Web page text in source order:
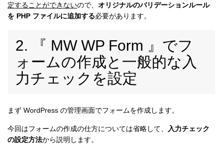
定することができないので、 オリジナルのバリデーションルール
を PHP ファイルに追加する必要があります。
2. 『 MW WP Form 』でフ
ォームの作成と一般的な入
力チェックを設定
まず WordPress の管理画面でフォームを作成します。
今回はフォームの作成の仕方については省略して、
入力チェック
の設定方法から説明します。